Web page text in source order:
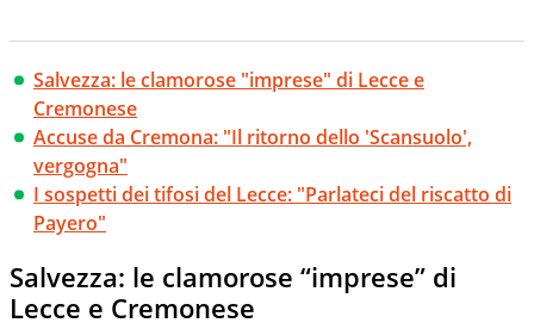
Salvezza: le clamorose "imprese" di Lecce e
Cremonese
Accuse da Cremona: "Il ritorno dello 'Scansuolo',
vergogna"
I sospetti dei tifosi del Lecce: "Parlateci del riscatto di
Payero"
Salvezza: le clamorose “imprese” di
Lecce e Cremonese